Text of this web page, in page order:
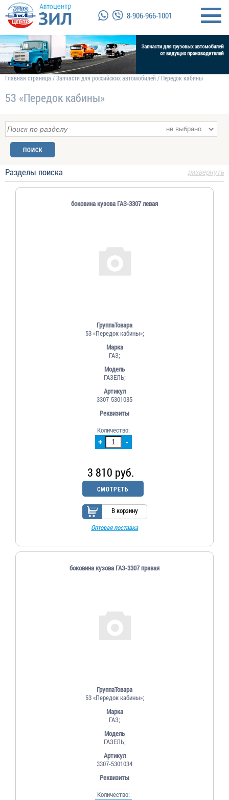
8-906-966-1001
Главная страница /Запчасти для российских автомобилей / Передок кабины
53 «Передок кабины»
развернуть
Разделы поиска
боковина кузова ГАЗ-3307 левая
ГруппаТовара
53 «Передок кабины»;
Марка
ГАЗ;
Модель
ГАЗЕЛЬ;
Артикул
3307-5301035
Реквизиты
+ -
Количество:
3 810 руб.
СМОТРЕТЬ
В корзину
Оптовая поставка
боковина кузова ГАЗ-3307 правая
ГруппаТовара
53 «Передок кабины»;
Марка
ГАЗ;
Модель
ГАЗЕЛЬ;
Артикул
3307-5301034
Реквизиты
Количество: